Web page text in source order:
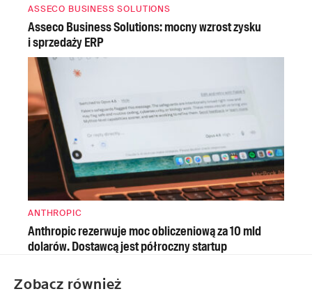
ASSECO BUSINESS SOLUTIONS
Asseco Business Solutions: mocny wzrost zysku
i sprzedaży ERP
ANTHROPIC
Anthropic rezerwuje moc obliczeniową za 10 mld
dolarów. Dostawcą jest półroczny startup
Zobacz również